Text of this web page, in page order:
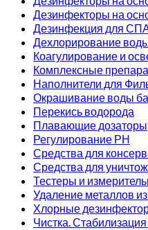
Дезинфекторы на
Дезинфекция для
Дехлорирование
Коагулирование и
Комплексные
Наполнители для
Окрашивание воды
Перекись водорода
Плавающие дозаторы
Регулирование РН
Средства для
Средства для
Тестеры и
Удаление металлов
Хлорные
Чистка.